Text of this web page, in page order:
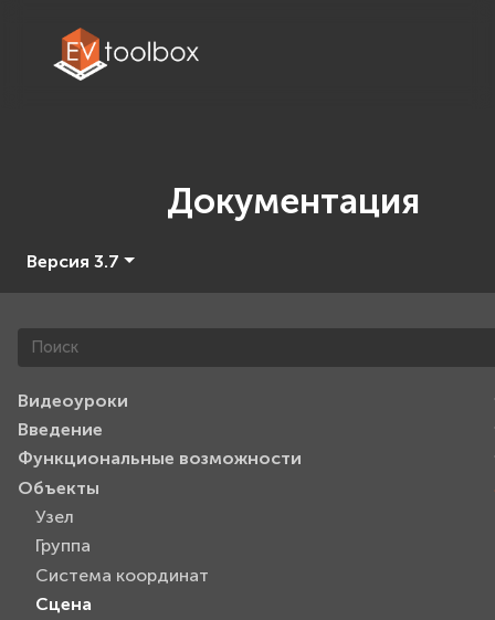
Документация
Версия 3.7
Видеоуроки
Введение
Функциональные возможности
Объекты
Узел
Группа
Система координат
Сцена